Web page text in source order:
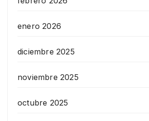
enero 2026
diciembre 2025
noviembre 2025
octubre 2025